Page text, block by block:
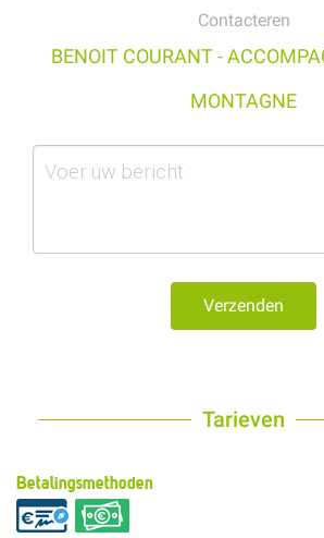
Contacteren
BENOIT COURANT -
MONTAGNE
Verzenden
Tarieven
Betalingsmethoden